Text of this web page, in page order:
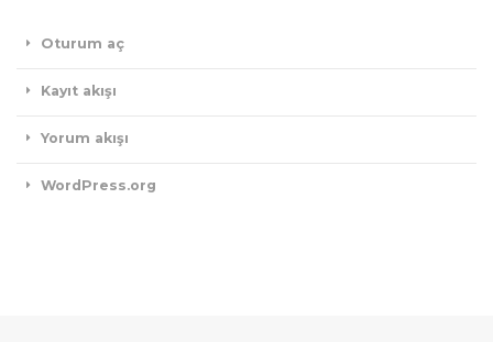
Oturum aç
Kayıt akışı
Yorum akışı
WordPress.org